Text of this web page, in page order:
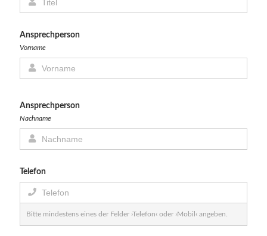
Ansprechperson
Vorname
Ansprechperson
Nachname
Telefon
Bitte mindestens eines der Felder ›Telefon‹ oder ›Mobil‹ angeben.